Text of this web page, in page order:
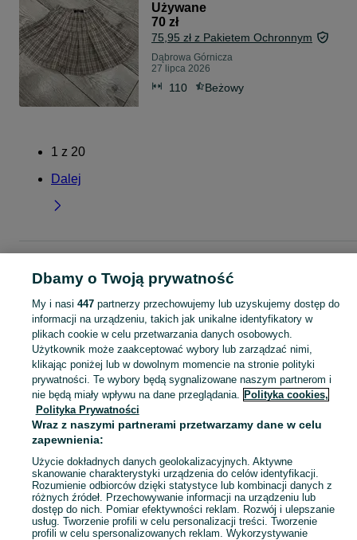
Używane
70 zł
75,95 zł z Pakietem Ochronnym
Dąbrowa Górnicza
27 lipca 2026
110 Beżowy
1 z 20
Dalej
- Śląskie
Spódniczki - Dąbrowa Górnicza
KATEGORIA
garnitur dla dziewczynki spodnie dzwony dla dziewczynki strój Zobacz
Mapa kategorii
Mapa miejscowości
Mapa ministron
Popularne wyszukiwania
Dbamy o Twoją prywatność
My i nasi 447partnerzy przechowujemy lub uzyskujemy dostęp do
informacji na urządzeniu, takich jak unikalne identyfikatory w
plikach cookie w celu przetwarzania danych osobowych.
Użytkownik może zaakceptować wybory lub zarządzać nimi,
klikając poniżej lub w dowolnym momencie na stronie polityki
prywatności. Te wybory będą sygnalizowane naszym partnerom i
nie będą miały wpływu na dane przeglądania. Polityka cookies,
Polityka Prywatności
Wraz z naszymi partnerami przetwarzamy dane w celu
zapewnienia:
Użycie dokładnych danych geolokalizacyjnych. Aktywne
skanowanie charakterystyki urządzenia do celów identyfikacji.
Rozumienie odbiorców dzięki statystyce lub kombinacji danych z
różnych źródeł. Przechowywanie informacji na urządzeniu lub
dostęp do nich. Pomiar efektywności reklam. Rozwój i ulepszanie
usług. Tworzenie profili w celu personalizacji treści. Tworzenie
profili w celu spersonalizowanych reklam. Wykorzystywanie